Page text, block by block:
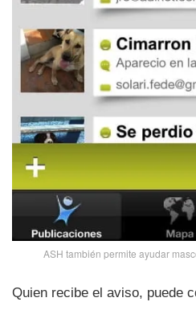
ASH también permite ayudar
Quien recibe el aviso, puede